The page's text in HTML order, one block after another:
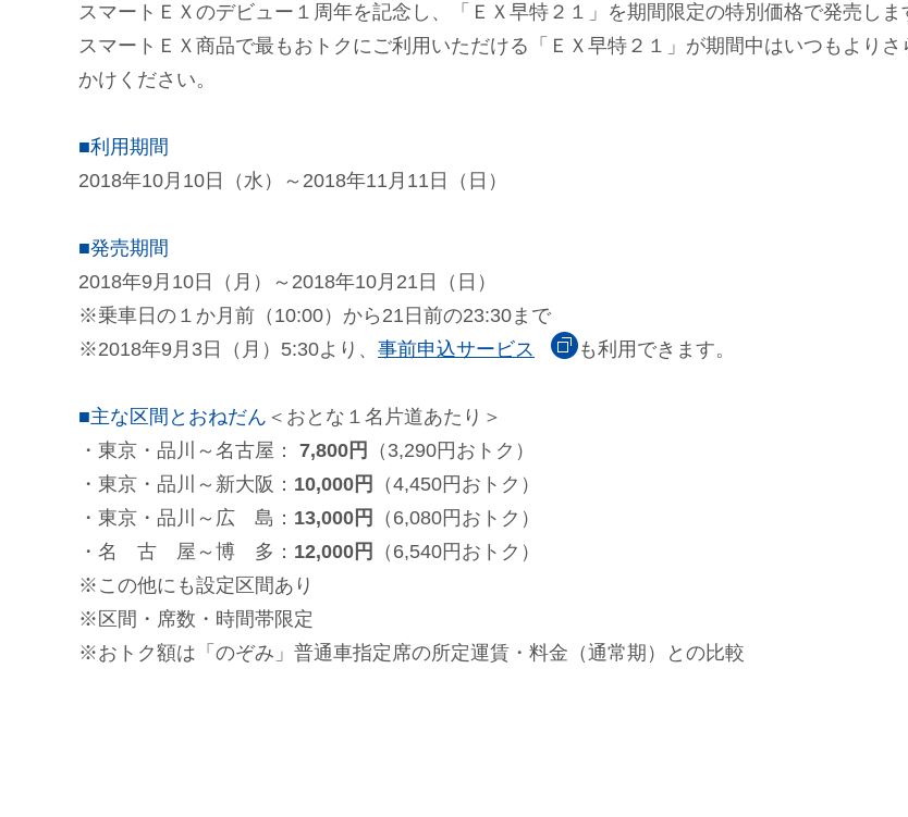
スマートＥＸのデビュー１周年を記念し、「ＥＸ早特２１」を期間限定の特別価格で発売し
スマートＥＸ商品で最もおトクにご利用いただける「ＥＸ早特２１」が期間中はいつもよりさ
かけください。
■利用期間
2018年10月10日（水）～2018年11月11日（日）
■発売期間
2018年9月10日（月）～2018年10月21日（日）
※乗車日の１か月前（10:00）から21日前の23:30まで
※2018年9月3日（月）5:30より、 事前申込サービス も利用できます。
■主な区間とおねだん ＜おとな１名片道あたり＞
・東京・品川～名古屋： 7,800円
（3,290円おトク）
・東京・品川～新大阪： 10,000円
（4,450円おトク）
・東京・品川～広 島： 13,000円
（6,080円おトク）
・名 古 屋～博 多： 12,000円
（6,540円おトク）
※この他にも設定区間あり
※区間・席数・時間帯限定
※おトク額は「のぞみ」普通車指定席の所定運賃・料金（通常期）との比較